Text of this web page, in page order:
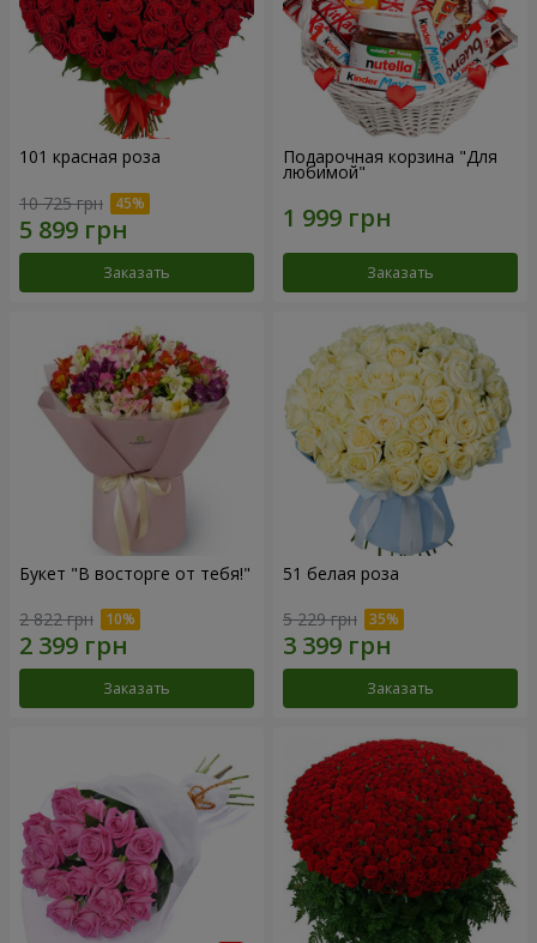
101 красная роза
10 725 грн
Заказать
Подарочная корзина "Для
любимой"
Заказать
Букет "В восторге от тебя!"
2 822 грн
Заказать
51 белая роза
5 229 грн
Заказать